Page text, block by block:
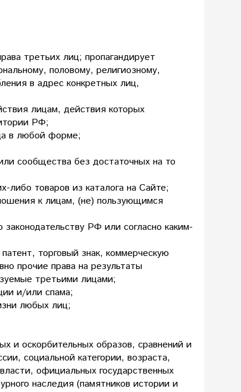
третьих лиц; пропагандирует
половому, религиозному,
в адрес конкретных лиц,
лицам, действия которых
РФ;
в любой форме;
сообщества без достаточных на то
либо товаров из каталога на Сайте;
к лицам, (не) пользующимся
РФ или согласно каким-
торговый знак, коммерческую
прочие права на результаты
третьими лицами;
и/или спама;
любых лиц;
и оскорбительных образов, сравнений и
социальной категории, возраста,
официальных государственных
наследия (памятников истории и